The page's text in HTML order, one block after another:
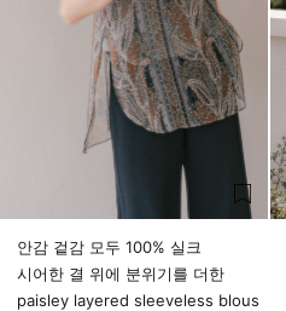
안감 겉감 모두 100% 실크
시어한 결 위에 분위기를 더한
paisley layered sleeveless blous